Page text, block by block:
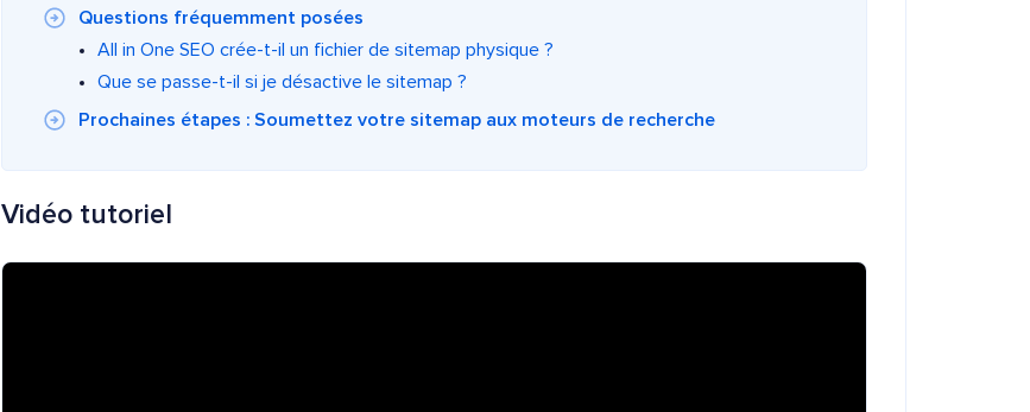
Questions fréquemment posées
All in One SEO crée-t-il un fichier de sitemap physique ?
Que se passe-t-il si je désactive le sitemap ?
Prochaines étapes : Soumettez votre sitemap aux moteurs de recherche
Vidéo tutoriel